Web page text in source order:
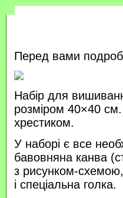
Перед вами
Набір для
розміром 40×40
хрестиком.
У наборі є все
бавовняна канва
з рисунком-
і спеціальна голка.